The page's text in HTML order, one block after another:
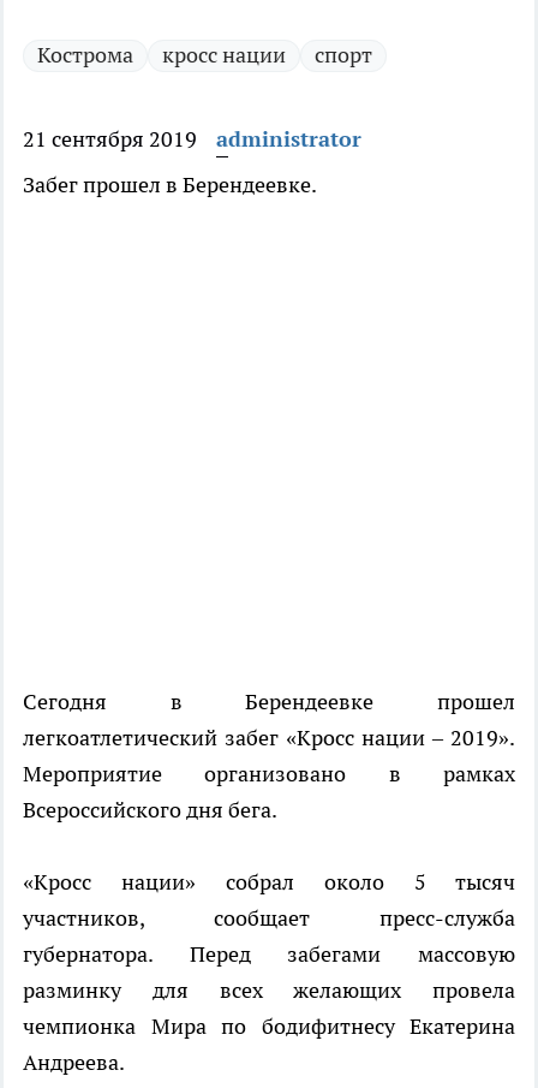
Кострома кросс нации спорт
21 сентября 2019
administrator
Забег прошел в Берендеевке.
Сегодня в Берендеевке прошел
легкоатлетический забег «Кросс нации – 2019».
Мероприятие организовано в рамках
Всероссийского дня бега.
«Кросс нации» собрал около 5 тысяч
участников, сообщает пресс-служба
губернатора. Перед забегами массовую
разминку для всех желающих провела
чемпионка Мира по бодифитнесу Екатерина
Андреева.